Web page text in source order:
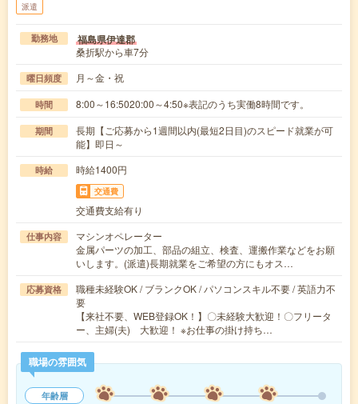
派遣
勤務地 福島県伊達郡
桑折駅から車7分
曜日頻度 月～金・祝
時間 8:00～16:5020:00～4:50※表記のうち実働8時間です。
期間
長期【ご応募から1週間以内(最短2日目)のスピード就業が可
能】即日～
時給 時給1400円
交通費
交通費支給有り
仕事内容
マシンオペレーター
金属パーツの加工、部品の組立、検査、運搬作業などをお願
いします。(派遣)長期就業をご希望の方にもオス…
応募資格
職種未経験OK / ブランクOK / パソコンスキル不要 / 英語力不
要
【来社不要、WEB登録OK！】〇未経験大歓迎！〇フリータ
ー、主婦(夫) 大歓迎！ ※お仕事の掛け持ち…
職場の雰囲気
年齢層